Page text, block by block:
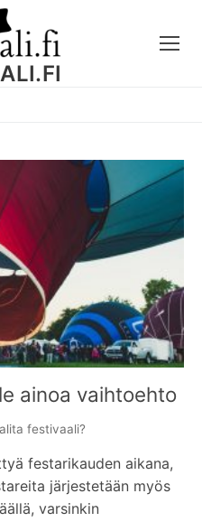
ainoa vaihtoehto
festivaali?
festarikauden aikana,
järjestetään myös
varsinkin